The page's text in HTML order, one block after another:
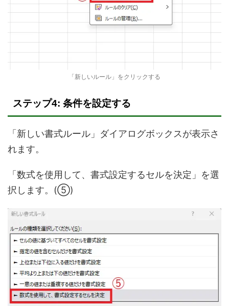
「新しいルール」をクリックする
ステップ4: 条件を設定する
「新しい書式ルール」ダイアログボックスが表示さ
れます。
「数式を使用して、書式設定するセルを決定」を選
択します。(⑤)